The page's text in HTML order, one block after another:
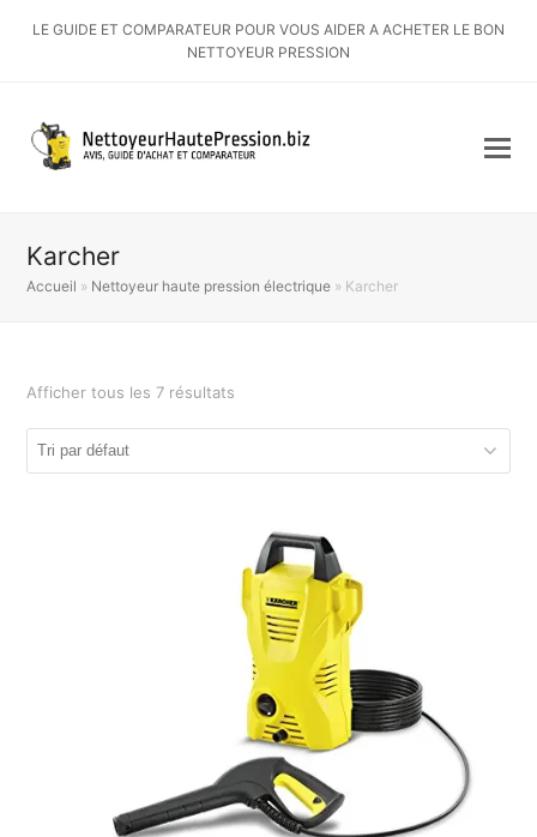
LE GUIDE ET COMPARATEUR POUR VOUS AIDER A ACHETER LE BON
NETTOYEUR PRESSION
Karcher
Accueil » Nettoyeur haute pression électrique » Karcher
Afficher tous les 7 résultats